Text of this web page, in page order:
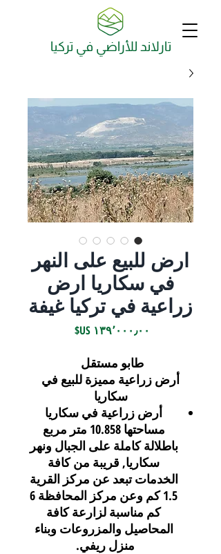
تارلاند للأراضي في تركيا
ارض للبيع على النهر
في سكاريا ارض
زراعية في تركيا غيفة
السعر
طابو مستقل
أرض زراعية مميزة للبيع في
سكاريا
أرض زراعية في سكاريا
مساحتها 10.858 متر مربع
باطلالة كاملة على الجبال ونهر
سكاريا, قريبة من كافة
الخدمات تبعد عن مركز القرية
1.5 كم وعن مركز المحافظة 6
كم مناسبة لزارعة كافة
المحاصيل والمزروعات وبناء
منزل ريفي.